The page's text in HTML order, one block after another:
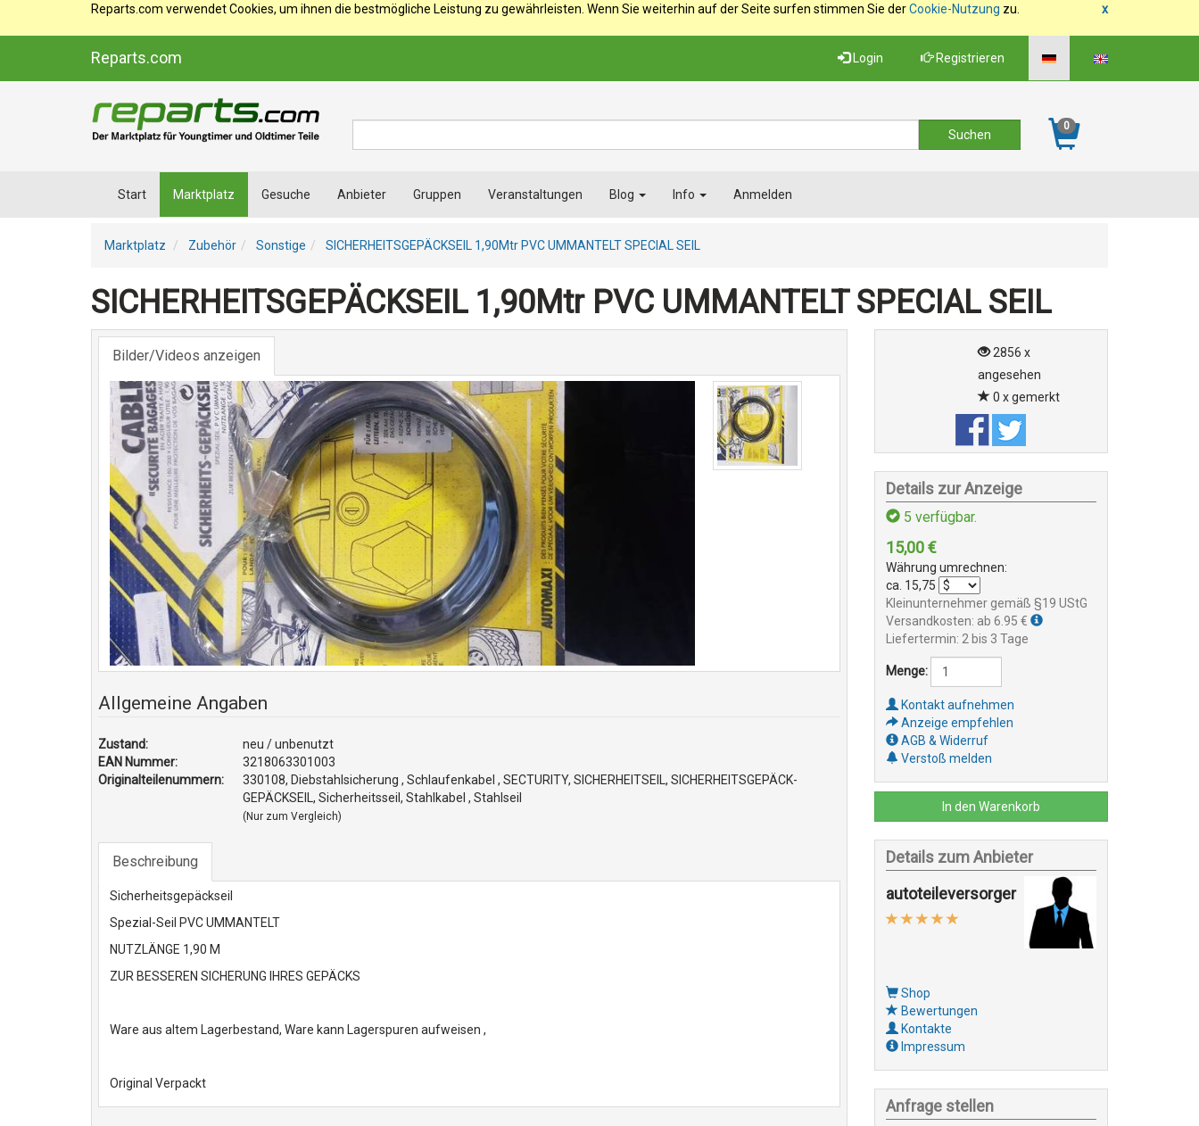
x
Reparts.com verwendet Cookies, um ihnen die bestmögliche Leistung zu gewährleisten. Wenn Sie weiterhin auf der Seite surfen stimmen Sie derCookie-Nutzung zu.
Reparts.com Login Registrieren
0
Start Marktplatz Gesuche Anbieter Gruppen Veranstaltungen Blog Info Anmelden
Marktplatz Zubehör Sonstige SICHERHEITSGEPÄCKSEIL 1,90Mtr PVC UMMANTELT SPECIAL SEIL
SICHERHEITSGEPÄCKSEIL 1,90Mtr PVC UMMANTELT SPECIAL SEIL
Bilder/Videos anzeigen
Allgemeine Angaben
Zustand:
neu / unbenutzt
EAN Nummer:
3218063301003
Originalteilenummern:
330108, Diebstahlsicherung , Schlaufenkabel , SECTURITY, SICHERHEITSEIL, SICHERHEITSGEPÄCK-
GEPÄCKSEIL, Sicherheitsseil, Stahlkabel , Stahlseil
(Nur zum Vergleich)
Beschreibung
Sicherheitsgepäckseil
Spezial-Seil PVC UMMANTELT
NUTZLÄNGE 1,90 M
ZUR BESSEREN SICHERUNG IHRES GEPÄCKS
Ware aus altem Lagerbestand, Ware kann Lagerspuren aufweisen ,
Original Verpackt
2856 x
angesehen
0 x gemerkt
Details zur Anzeige
5 verfügbar.
15,00 €
Währung umrechnen:
ca. 15,75
Kleinunternehmer gemäß §19 UStG
Versandkosten: ab 6.95 €
Liefertermin: 2 bis 3 Tage
Menge:
Kontakt aufnehmen
Anzeige empfehlen
AGB & Widerruf
Verstoß melden
In den Warenkorb
Details zum Anbieter
autoteileversorger
Shop
Bewertungen
Kontakte
Impressum
Anfrage stellen